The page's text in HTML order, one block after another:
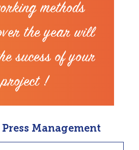
methods
the year will
sucess of your
project !
Management